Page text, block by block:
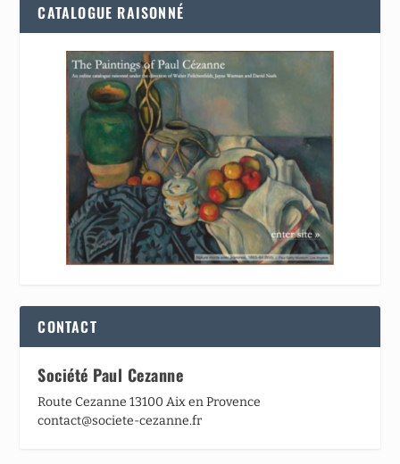
CATALOGUE RAISONNÉ
CONTACT
Société Paul Cezanne
Route Cezanne 13100 Aix en Provence
contact@societe-cezanne.fr